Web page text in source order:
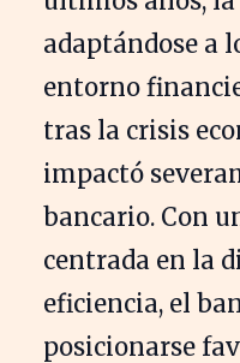
adaptándose a
entorno
tras la crisis
impactó
bancario. Con
centrada en la
eficiencia, el
posicionarse